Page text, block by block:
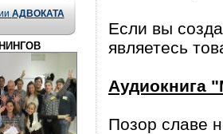
АДВОКАТА
Если вы
являетесь
Аудиокнига
Позор славе